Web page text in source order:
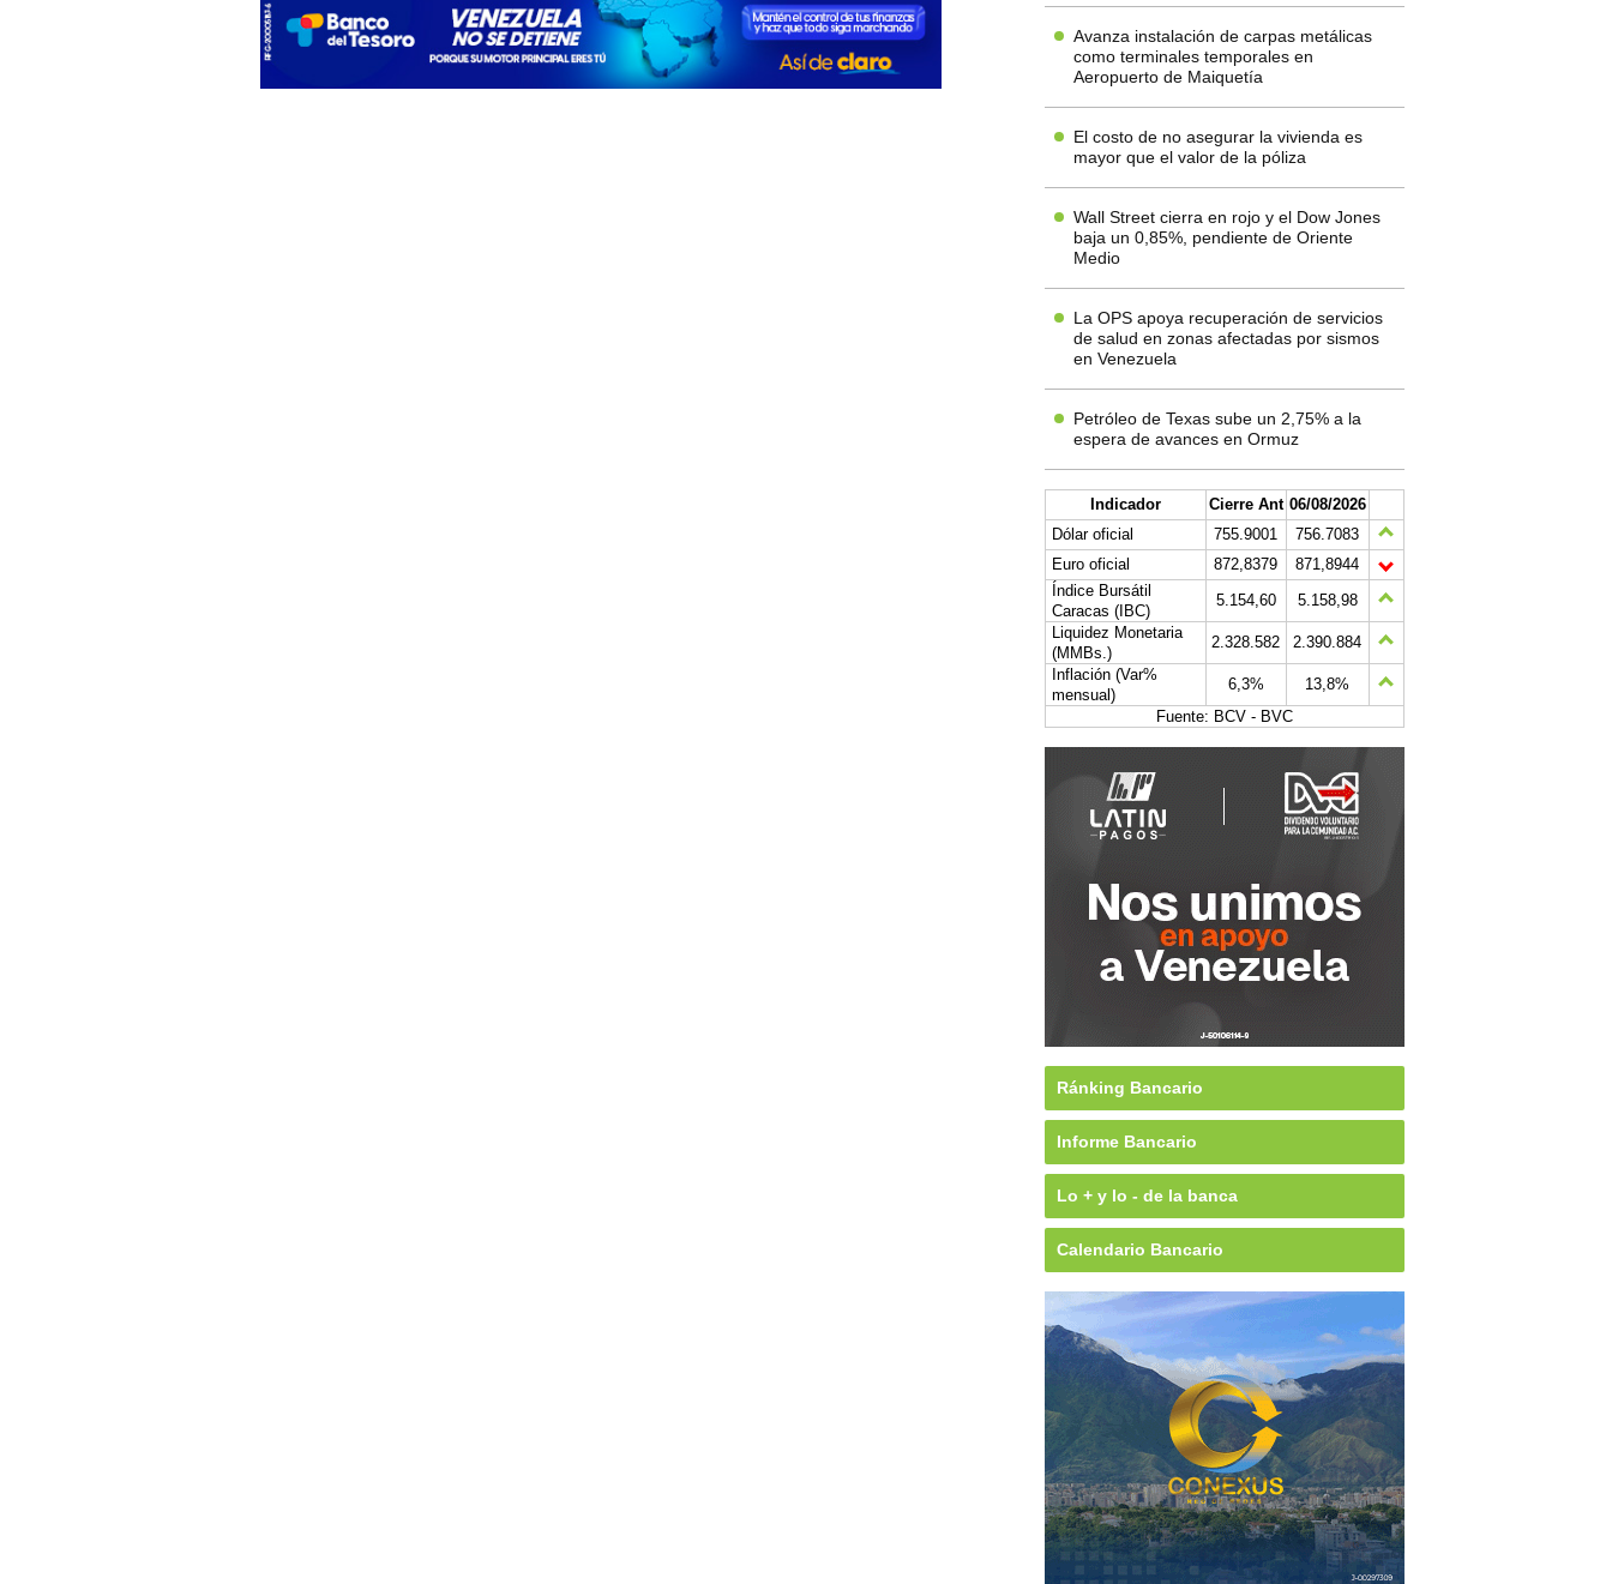
Avanza instalación de carpas metálicas
como terminales temporales en
Aeropuerto de Maiquetía
El costo de no asegurar la vivienda es
mayor que el valor de la póliza
Wall Street cierra en rojo y el Dow Jones
baja un 0,85%, pendiente de Oriente
Medio
La OPS apoya recuperación de servicios
de salud en zonas afectadas por sismos
en Venezuela
Petróleo de Texas sube un 2,75% a la
espera de avances en Ormuz
Indicador Cierre Ant 06/08/2026
Dólar oficial
755.9001
756.7083
Euro oficial
872,8379
871,8944
Índice Bursátil
Caracas (IBC)
5.154,60
5.158,98
Liquidez Monetaria
(MMBs.)
2.328.582
2.390.884
Inflación (Var%
mensual)
6,3%
13,8%
Fuente: BCV - BVC
Ránking Bancario
Informe Bancario
Lo + y lo - de la banca
Calendario Bancario